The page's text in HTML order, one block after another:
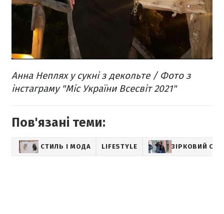
Анна Неплях у сукні з декольте / Фото з
інстаграму "Міс України Всесвіт 2021"
Пов'язані теми:
СТИЛЬ І МОДА LIFESTYLE ЗІРКОВИЙ